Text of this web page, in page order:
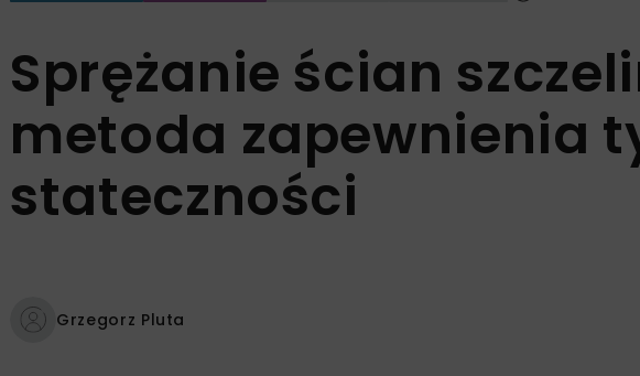
Sprężanie ścian
metoda zapewnienia
stateczności
Grzegorz Pluta